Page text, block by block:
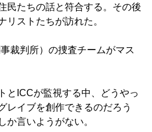
民たちの話と符合する。その後
リストたちが訪れた。
裁判所）の捜査チームがマス
とICCが監視する中、どうやっ
レイブを創作できるのだろう
か言いようがない。